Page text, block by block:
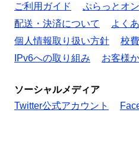
ご利用ガイド
ぷらっとオ
配送・決済について
よく
個人情報取り扱い方針
校
IPv6への取り組み
お客様
ソーシャルメディア
Twitter公式アカウント